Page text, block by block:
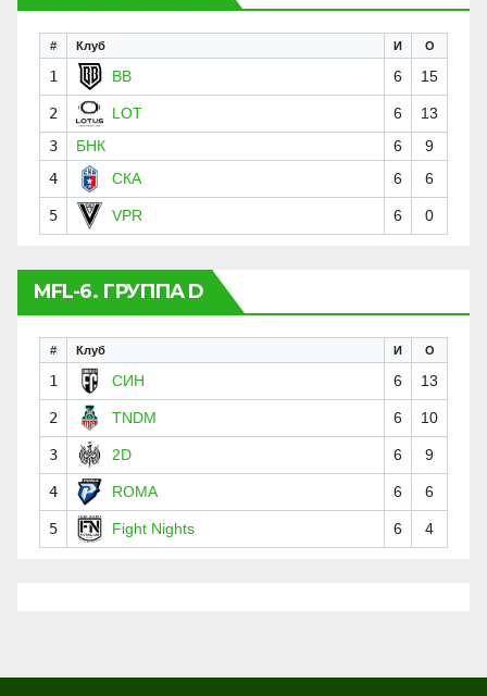
# Клуб И О
1 BB 6 15
2 LOT 6
13
3
БНК 6
9
4
СКА 6 6
5 VPR 6 0
MFL-6. ГРУППА D
# Клуб И О
1 СИН 6 13
2 TNDM 6 10
3 2D 6 9
4 ROMA 6 6
5 Fight Nights 6 4